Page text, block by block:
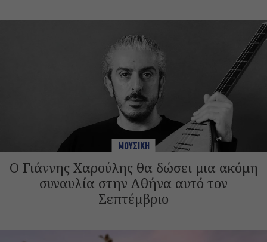
ΜΟΥΣΙΚΗ
Ο Γιάννης Χαρούλης θα δώσει μια ακόμη
συναυλία στην Αθήνα αυτό τον
Σεπτέμβριο